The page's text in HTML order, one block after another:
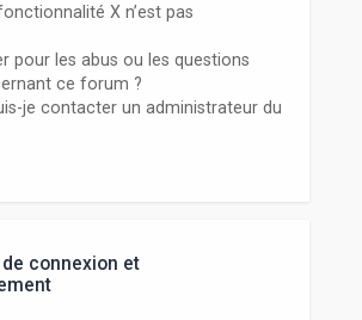
X n’est pas
pour les abus ou les questions
ce forum ?
je contacter un administrateur du
connexion et